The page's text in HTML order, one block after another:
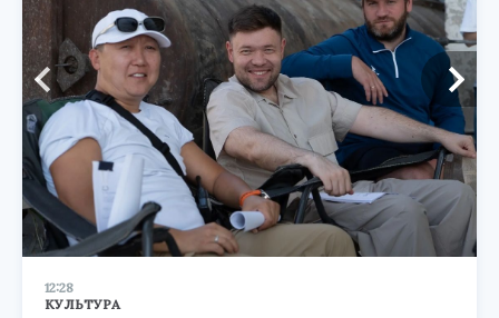
12:28
КУЛЬТУРА